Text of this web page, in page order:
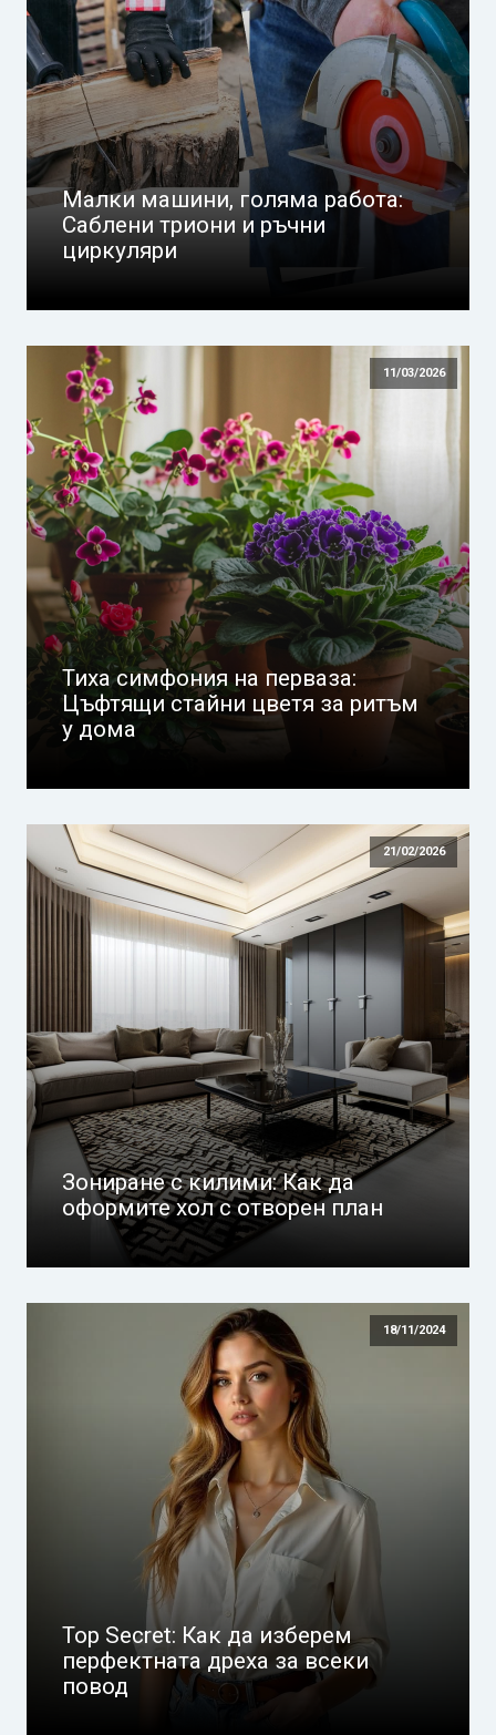
Малки машини, голяма работа:
Саблени триони и ръчни
циркуляри
11/03/2026
Тиха симфония на перваза:
Цъфтящи стайни цветя за ритъм
у дома
21/02/2026
Зониране с килими: Как да
оформите хол с отворен план
18/11/2024
Top Secret: Как да изберем
перфектната дреха за всеки
повод